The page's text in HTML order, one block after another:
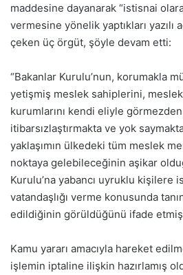
maddesine dayanarak “istisnai
vermesine yönelik yaptıkları yazılı
çeken üç örgüt, şöyle devam etti:
“Bakanlar Kurulu’nun, korumakla
yetişmiş meslek sahiplerini,
kurumlarını kendi eliyle
itibarsızlaştırmakta ve yok
yaklaşımın ülkedeki tüm meslek
noktaya gelebileceğinin aşikar
Kurulu’na yabancı uyruklu kişilere
vatandaşlığı verme konusunda
edildiğinin görüldüğünü ifade
Kamu yararı amacıyla hareket
işlemin iptaline ilişkin hazırlamış